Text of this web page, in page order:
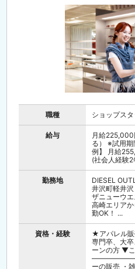
職種 ショップスタ
給与
月給
る） ※試用
例】 月給
(社会人経験
勤務地
DIESEL
井沢町軽井
ザニューウ
高崎エリア
勤OK！ ...
資格・経験
★アパレル販
専門卒、大
ーンの方 ▼
ーの販売 ・